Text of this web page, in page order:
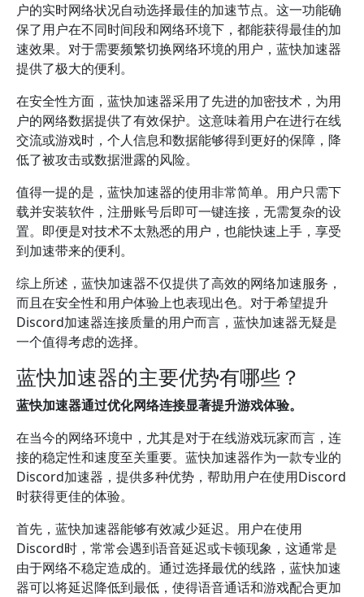
户的实时网络状况自动选择最佳的加速节点。这一功能确
保了用户在不同时间段和网络环境下，都能获得最佳的加
速效果。对于需要频繁切换网络环境的用户，蓝快加速器
提供了极大的便利。
在安全性方面，蓝快加速器采用了先进的加密技术，为用
户的网络数据提供了有效保护。这意味着用户在进行在线
交流或游戏时，个人信息和数据能够得到更好的保障，降
低了被攻击或数据泄露的风险。
值得一提的是，蓝快加速器的使用非常简单。用户只需下
载并安装软件，注册账号后即可一键连接，无需复杂的设
置。即便是对技术不太熟悉的用户，也能快速上手，享受
到加速带来的便利。
综上所述，蓝快加速器不仅提供了高效的网络加速服务，
而且在安全性和用户体验上也表现出色。对于希望提升
Discord加速器连接质量的用户而言，蓝快加速器无疑是
一个值得考虑的选择。
蓝快加速器的主要优势有哪些？
蓝快加速器通过优化网络连接显著提升游戏体验。
在当今的网络环境中，尤其是对于在线游戏玩家而言，连
接的稳定性和速度至关重要。蓝快加速器作为一款专业的
Discord加速器，提供多种优势，帮助用户在使用Discord
时获得更佳的体验。
首先，蓝快加速器能够有效减少延迟。用户在使用
Discord时，常常会遇到语音延迟或卡顿现象，这通常是
由于网络不稳定造成的。通过选择最优的线路，蓝快加速
器可以将延迟降低到最低，使得语音通话和游戏配合更加